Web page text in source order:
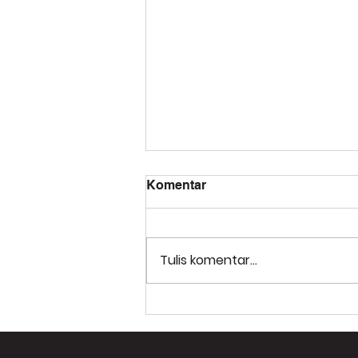
Komentar
Tulis komentar...